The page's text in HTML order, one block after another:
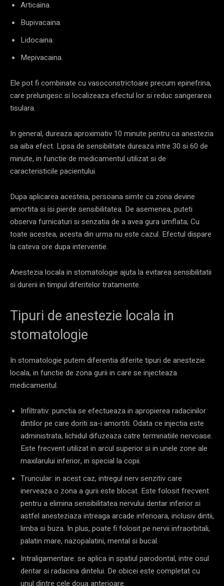
Articaina.
Bupivacaina.
Lidocaina.
Mepivacaina.
Ele pot fi combinate cu vasoconstrictoare precum epinefrina,
care prelungesc si localizeaza efectul lor si reduc sangerarea
tisulara.
In general, dureaza aproximativ 10 minute pentru ca anestezia
sa aiba efect. Lipsa de sensibilitate dureaza intre 30 si 60 de
minute, in functie de medicamentul utilizat si de
caracteristicile pacientului.
Dupa aplicarea acesteia, persoana simte ca zona devine
amortita si isi pierde sensibilitatea. De asemenea, puteti
observa furnicaturi si senzatia de a avea gura umflata; Cu
toate acestea, acesta din urma nu este cazul. Efectul dispare
la cateva ore dupa interventie.
Anestezia locala in stomatologie ajuta la evitarea sensibilitatii
si durerii in timpul diferitelor tratamente.
Tipuri de anestezie locala in
stomatologie
In stomatologie putem diferentia diferite tipuri de anestezie
locala, in functie de zona gurii in care se injecteaza
medicamentul.
Infiltrativ: punctia se efectueaza in apropierea radacinilor
dintilor pe care doriti sa-i amortiti. Odata ce injectia este
administrata, lichidul difuzeaza catre terminatiile nervoase.
Este frecvent utilizat in arcul superior si in unele zone ale
maxilarului inferior, in special la copii.
Truncular: in acest caz, intregul nerv senzitiv care
inerveaza o zona a gurii este blocat. Este folosit frecvent
pentru a elimina sensibilitatea nervului dentar inferior si
astfel anesteziaza intreaga arcade inferioara, inclusiv dintii,
limba si buza. In plus, poate fi folosit pe nervii infraorbitali,
palatin mare, nazopalatini, mental si bucal.
Intraligamentare: se aplica in spatiul parodontal, intre osul
dentar si radacina dintelui. De obicei este completat cu
unul dintre cele doua anterioare.